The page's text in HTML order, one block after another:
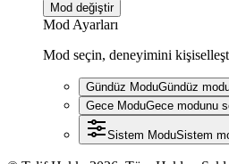
Mod değiştir
Mod Ayarları
Mod seçin, deneyimini
Gündüz ModuGündüz
Gece ModuGece modunu
Sistem ModuSistem